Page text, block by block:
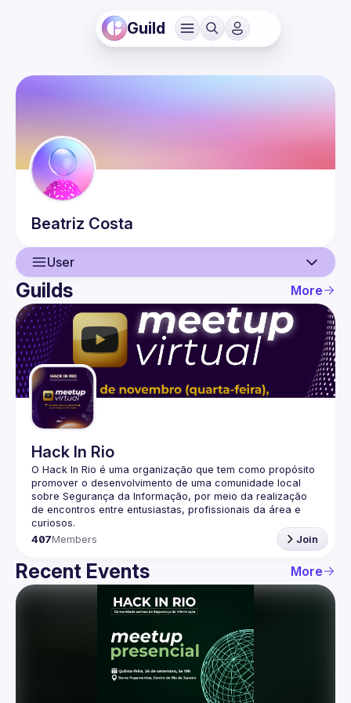
Guild
Beatriz Costa
User
User
Events
Guilds
Guilds More
Hack In Rio
O Hack In Rio é uma organização que tem como propósito
promover o desenvolvimento de uma comunidade local
sobre Segurança da Informação, por meio da realização
de encontros entre entusiastas, profissionais da área e
407Members Join
Recent Events More